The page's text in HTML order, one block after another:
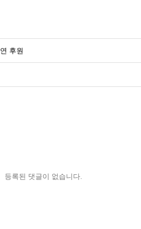
후원
등록된 댓글이 없습니다.